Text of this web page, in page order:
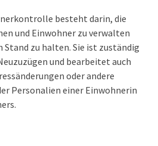
besteht darin, die
und Einwohner zu verwalten
zu halten. Sie ist zuständig
und bearbeitet auch
oder andere
Personalien einer Einwohnerin